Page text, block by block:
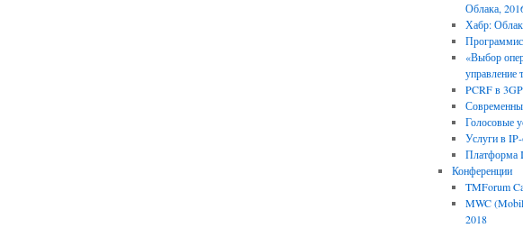
Облака,
Хабр:
«Выбор
управление
PCRF в
Голосовые
Услуги в
Платформа
Конференции
TMForum
MWC
2018